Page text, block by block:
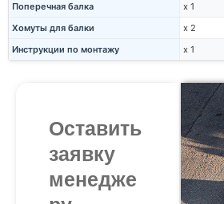
Поперечная балка
x 1
Хомуты для балки
x 2
Инструкции по монтажу
x 1
Оставить
заявку
менедже